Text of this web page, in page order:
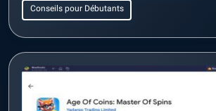
Conseils pour Débutants